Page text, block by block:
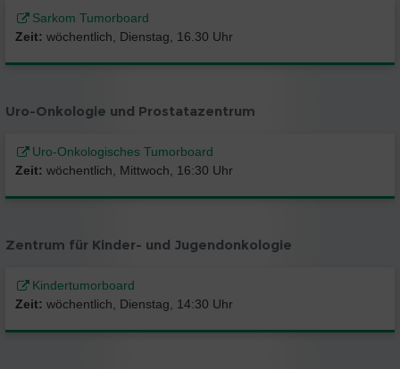
Sarkom Tumorboard
Zeit: wöchentlich, Dienstag, 16.30 Uhr
Uro-Onkologie und Prostatazentrum
Uro-Onkologisches Tumorboard
Zeit: wöchentlich, Mittwoch, 16:30 Uhr
Zentrum für Kinder- und Jugendonkologie
Kindertumorboard
Zeit: wöchentlich, Dienstag, 14:30 Uhr